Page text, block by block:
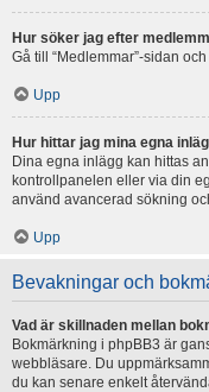
Hur söker jag efter
Gå till “Medlemmar”-sidan
Upp
Hur hittar jag mina egna
Dina egna inlägg kan hittas
kontrollpanelen eller via din
använd avancerad sökning
Upp
Bevakningar och
Vad är skillnaden mellan
Bokmärkning i phpBB3 är
webbläsare. Du
du kan senare enkelt